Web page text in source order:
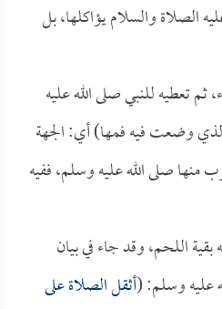
الصلاة والسلام يؤاكلها، بل
تعطيه للنبي صلى الله عليه
وضعت فيه فمها) أي: الجهة
منها صلى الله عليه وسلم، ففيه
اللحم، وقد جاء في بيان
عليه وسلم: (أثقل الصلاة على